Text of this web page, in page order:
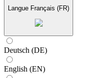
Langue Français (FR)
Deutsch (DE)
English (EN)